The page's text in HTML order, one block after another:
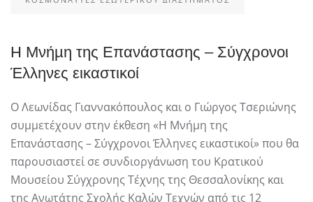
Η Μνήµη της Επανάστασης – Σύγχρονοι
Έλληνες εικαστικοί
Ο Λεωνίδας Γιαννακόπουλος και ο Γιώργος Τσεριώνης
συμμετέχουν στην έκθεση «Η Μνήµη της
Επανάστασης – Σύγχρονοι Έλληνες εικαστικοί» που θα
παρουσιαστεί σε συνδιοργάνωση του Κρατικού
Μουσείου Σύγχρονης Τέχνης της Θεσσαλονίκης και
της Ανωτάτης Σχολής Καλών Τεχνών από τις 12